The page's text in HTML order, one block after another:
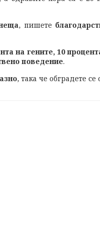
, пишете
на гените, 10
поведение.
, така че обградете